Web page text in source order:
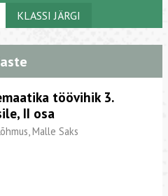
KLASSI JÄRGI
töövihik 3.
II osa
Malle Saks